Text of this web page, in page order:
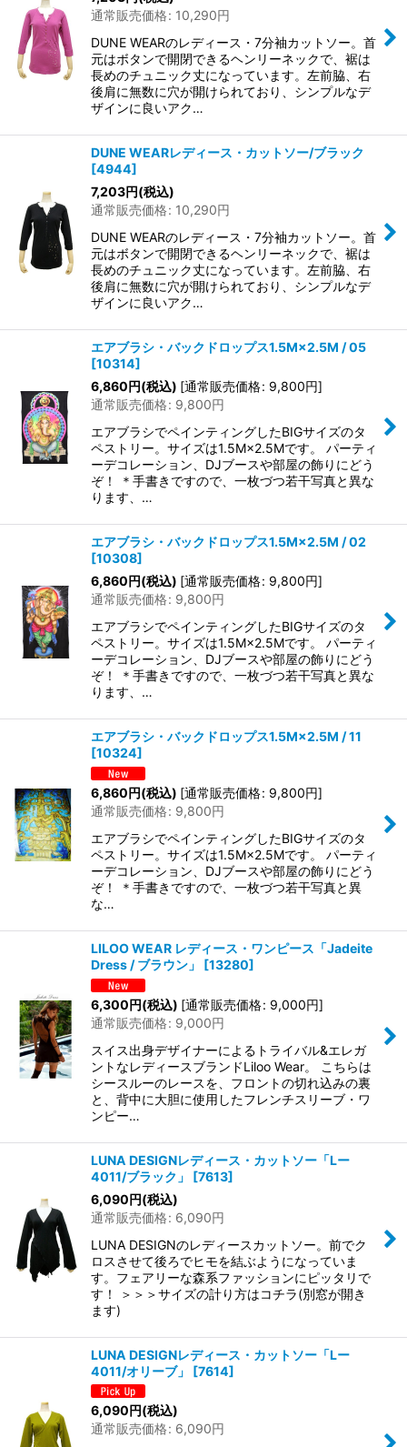
通常販売価格: 10,290円
DUNE WEARのレディース・7分袖カットソー。首
元はボタンで開閉できるヘンリーネックで、裾は
長めのチュニック丈になっています。左前脇、右
後肩に無数に穴が開けられており、シンプルなデ
ザインに良いアク…
DUNE WEARレディース・カットソー/ブラック
[4944]
7,203円(税込)
通常販売価格: 10,290円
DUNE WEARのレディース・7分袖カットソー。首
元はボタンで開閉できるヘンリーネックで、裾は
長めのチュニック丈になっています。左前脇、右
後肩に無数に穴が開けられており、シンプルなデ
ザインに良いアク…
エアブラシ・バックドロップス1.5M×2.5M / 05
[10314]
6,860円(税込) [通常販売価格: 9,800円]
通常販売価格: 9,800円
エアブラシでペインティングしたBIGサイズのタ
ペストリー。サイズは1.5M×2.5Mです。 パーティ
ーデコレーション、DJブースや部屋の飾りにどう
ぞ！ ＊手書きですので、一枚づつ若干写真と異な
ります、…
エアブラシ・バックドロップス1.5M×2.5M / 02
[10308]
6,860円(税込) [通常販売価格: 9,800円]
通常販売価格: 9,800円
エアブラシでペインティングしたBIGサイズのタ
ペストリー。サイズは1.5M×2.5Mです。 パーティ
ーデコレーション、DJブースや部屋の飾りにどう
ぞ！ ＊手書きですので、一枚づつ若干写真と異な
ります、…
エアブラシ・バックドロップス1.5M×2.5M / 11
[10324]
6,860円(税込) [通常販売価格: 9,800円]
通常販売価格: 9,800円
エアブラシでペインティングしたBIGサイズのタ
ペストリー。サイズは1.5M×2.5Mです。 パーティ
ーデコレーション、DJブースや部屋の飾りにどう
ぞ！ ＊手書きですので、一枚づつ若干写真と異
な…
LILOO WEAR レディース・ワンピース「Jadeite
Dress / ブラウン」
[13280]
6,300円(税込) [通常販売価格: 9,000円]
通常販売価格: 9,000円
スイス出身デザイナーによるトライバル&エレガ
ントなレディースブランドLiloo Wear。 こちらは
シースルーのレースを、フロントの切れ込みの裏
と、背中に大胆に使用したフレンチスリーブ・ワ
ンピー…
LUNA DESIGNレディース・カットソー「Lー
4011/ブラック」
[7613]
6,090円(税込)
通常販売価格: 6,090円
LUNA DESIGNのレディースカットソー。前でク
ロスさせて後ろでヒモを結ぶようになっていま
す。フェアリーな森系ファッションにピッタリで
す！ ＞＞＞サイズの計り方はコチラ(別窓が開き
ます)
LUNA DESIGNレディース・カットソー「Lー
4011/オリーブ」
[7614]
6,090円(税込)
通常販売価格: 6,090円